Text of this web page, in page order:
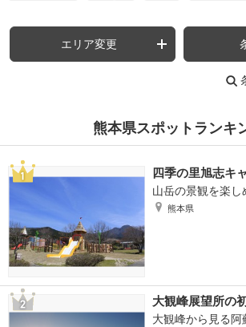
エリア変更
熊本県スポットランキ
四季の里旭志キ
山岳の景観を楽し
熊本県
大観峰展望所の
大観峰から見る